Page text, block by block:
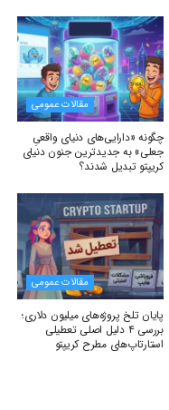
مقالات عمومی
چگونه «دارایی‌های دنیای واقعیِ
جعلی» به جدیدترین جنون دنیای
کریپتو تبدیل شدند؟
مقالات عمومی
پایان تلخ پروژه‌های میلیون دلاری؛
بررسی ۴ دلیل اصلی تعطیلی
استارتاپ‌های مطرح کریپتو